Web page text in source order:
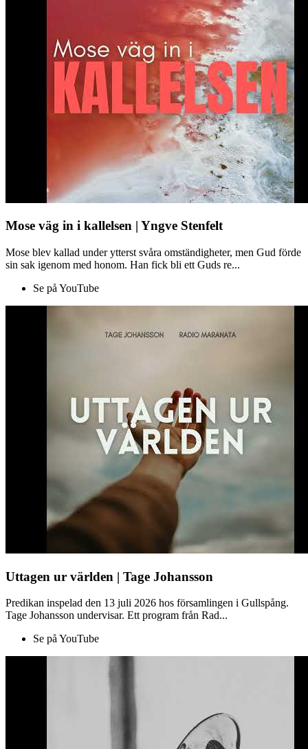
Mose väg in i kallelsen | Yngve Stenfelt
Mose blev kallad under ytterst svåra omständigheter, men Gud förde
sin sak igenom med honom. Han fick bli ett Guds re...
Se på YouTube
Uttagen ur världen | Tage Johansson
Predikan inspelad den 13 juli 2026 hos församlingen i Gullspång.
Tage Johansson undervisar. Ett program från Rad...
Se på YouTube